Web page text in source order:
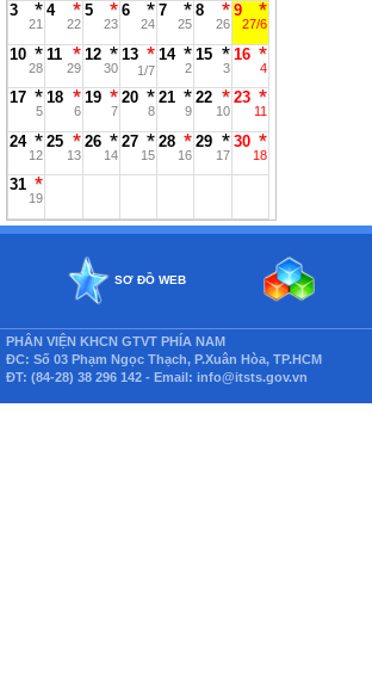
3
21
4
22
5
23
6
24
7
25
8
26
9
27/6
10
28
11
29
12
30
13
1/7
14
2
15
3
16
4
17
5
18
6
19
7
20
8
21
9
22
10
23
11
24
12
25
13
26
14
27
15
28
16
29
17
30
18
31
19
SƠ ĐỒ WEB
PHÂN VIỆN KHCN GTVT PHÍA NAM
ĐC: Số 03 Phạm Ngọc Thạch, P.Xuân Hòa, TP.HCM
ĐT: (84-28) 38 296 142 - Email: info@itsts.gov.vn